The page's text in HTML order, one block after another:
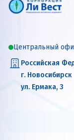
Центральный
Российская
г. Новосибирск
ул. Ермака, 3